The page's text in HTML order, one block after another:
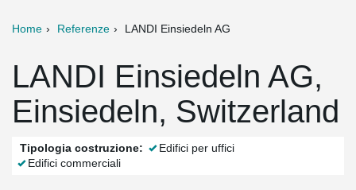
Home Referenze LANDI Einsiedeln AG
LANDI Einsiedeln AG,
Einsiedeln, Switzerland
Tipologia costruzione:
Edifici per uffici
Edifici commerciali